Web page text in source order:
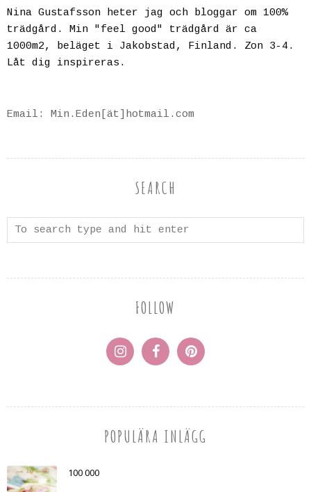
Nina Gustafsson heter jag och bloggar om 100%
trädgård. Min "feel good" trädgård är ca
1000m2, beläget i Jakobstad, Finland. Zon 3-4.
Låt dig inspireras.
Email: Min.Eden[ät]hotmail.com
SEARCH
FOLLOW
POPULÄRA INLÄGG
100 000